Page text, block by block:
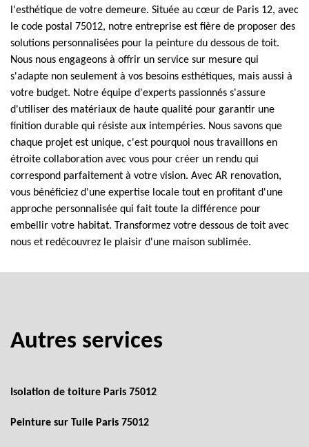
l'esthétique de votre demeure. Située au cœur de Paris 12, avec
le code postal 75012, notre entreprise est fière de proposer des
solutions personnalisées pour la peinture du dessous de toit.
Nous nous engageons à offrir un service sur mesure qui
s'adapte non seulement à vos besoins esthétiques, mais aussi à
votre budget. Notre équipe d'experts passionnés s'assure
d'utiliser des matériaux de haute qualité pour garantir une
finition durable qui résiste aux intempéries. Nous savons que
chaque projet est unique, c'est pourquoi nous travaillons en
étroite collaboration avec vous pour créer un rendu qui
correspond parfaitement à votre vision. Avec AR renovation,
vous bénéficiez d'une expertise locale tout en profitant d'une
approche personnalisée qui fait toute la différence pour
embellir votre habitat. Transformez votre dessous de toit avec
nous et redécouvrez le plaisir d'une maison sublimée.
Autres services
Isolation de toiture Paris 75012
Peinture sur Tuile Paris 75012